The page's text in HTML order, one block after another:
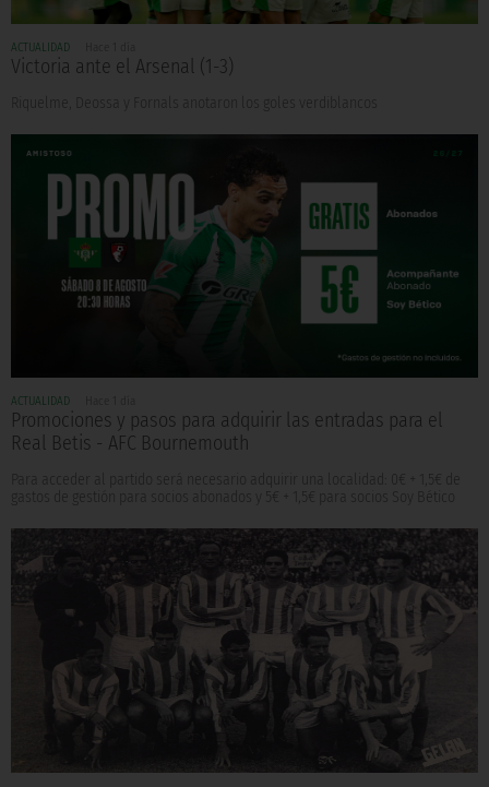
ACTUALIDAD
Victoria ante el Arsenal (1-3)
Riquelme, Deossa y Fornals anotaron los goles verdiblancos
ACTUALIDAD
Promociones y pasos para adquirir las entradas para el
Real Betis - AFC Bournemouth
Para acceder al partido será necesario adquirir una localidad: 0€ + 1,5€ de
gastos de gestión para socios abonados y 5€ + 1,5€ para socios Soy Bético